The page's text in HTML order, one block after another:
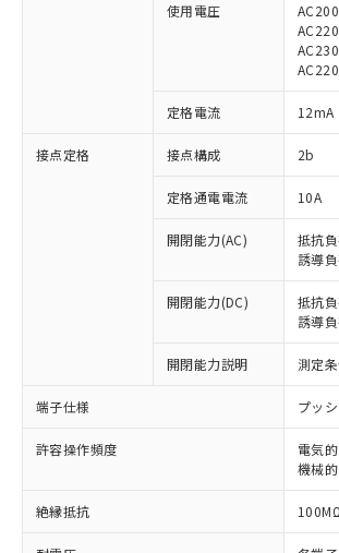
使用電圧
定格電流 12mA
接点定格 接点構成 2b
定格通電電流 10A
開閉能力(AC)
抵抗
誘導
開閉能力(DC)
抵抗
誘導
開閉能力説明 測定
端子仕様 プッ
許容操作頻度
電気
機械
絶縁抵抗
以下の条件をお読みいただき、同
本サービスは、当社制御機
商品の当社在庫状況および
(税抜)を提供させていただく
本サービスの対象外となる
ことをご了承ください。
在庫状況および標準価格照
記載している更新日時点で
タに基づき作成されるもの
覧された時点での実際の在
対応済み：EU RoHS指令（10
非含有に対応した製品が提供可能な
対応予定：EU RoHS指令（10物質
有に対応した製品に切り替える予
対応予定なし：EU RoHS指令（
非含有に非対応の商品で、対応品
調査・確認中：EU RoHS指令（
非含有の対応状況を調査中または
非該当品：ライセンス料など無形
害物質有無と関係のない商品です
仕入先様の事情により、非含有部
いたものが、含有品と判明した場
むを得ず変更することがあります。
鉛(Pb) 1000ppm以下、 水銀(Hg) 1000ppm
六価クロム(Cr(Ⅵ)) 1000ppm以下、ポリ臭
※1 中国RoHS○×表
「○」：最大均質材料含有率が中
基準値以下であることを示します
「×」：最大均質材料含有率が中
基準値を超えていることを示しま
「－」：未確認です。当社販売部
*中国RoHS10物質の基準値 (GB/T26572)：
Pb(鉛) :1000ppm、 Hg(水銀) : 1000ppm、
当社は、これら貴社製品の
為替および外国貿易法に定
（以下｢規制貨物等」という
または国外への提供する場
国政府の輸出許可(または役務
可)を取得するなどの必要な